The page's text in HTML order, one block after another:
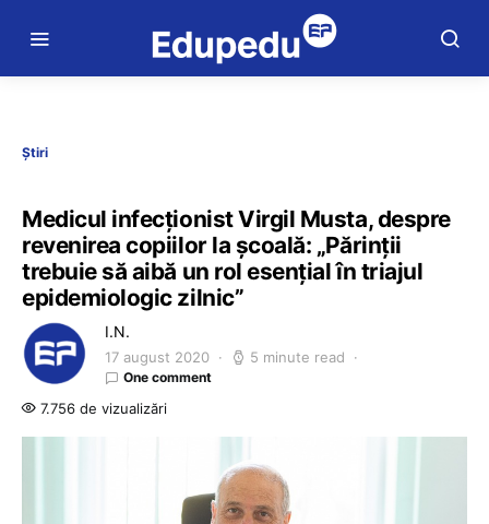
Știri
Medicul infecționist Virgil Musta, despre
revenirea copiilor la școală: „Părinții
trebuie să aibă un rol esențial în triajul
epidemiologic zilnic”
I.N.
17 august 2020 5 minute read
One comment
7.756 de vizualizări